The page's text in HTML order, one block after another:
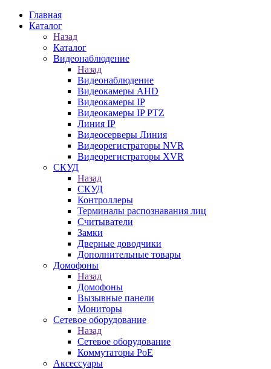
Главная
Каталог
Назад
Каталог
Видеонаблюдение
Назад
Видеонаблюдение
Видеокамеры AHD
Видеокамеры IP
Видеокамеры IP PTZ
Линия IP
Видеосерверы Линия
Видеорегистраторы NVR
Видеорегистраторы XVR
СКУД
Назад
СКУД
Контроллеры
Терминалы распознавания лиц
Считыватели
Замки
Дверные доводчики
Дополнительные товары
Домофоны
Назад
Домофоны
Вызывные панели
Мониторы
Сетевое оборудование
Назад
Сетевое оборудование
Коммутаторы PoE
Аксессуары